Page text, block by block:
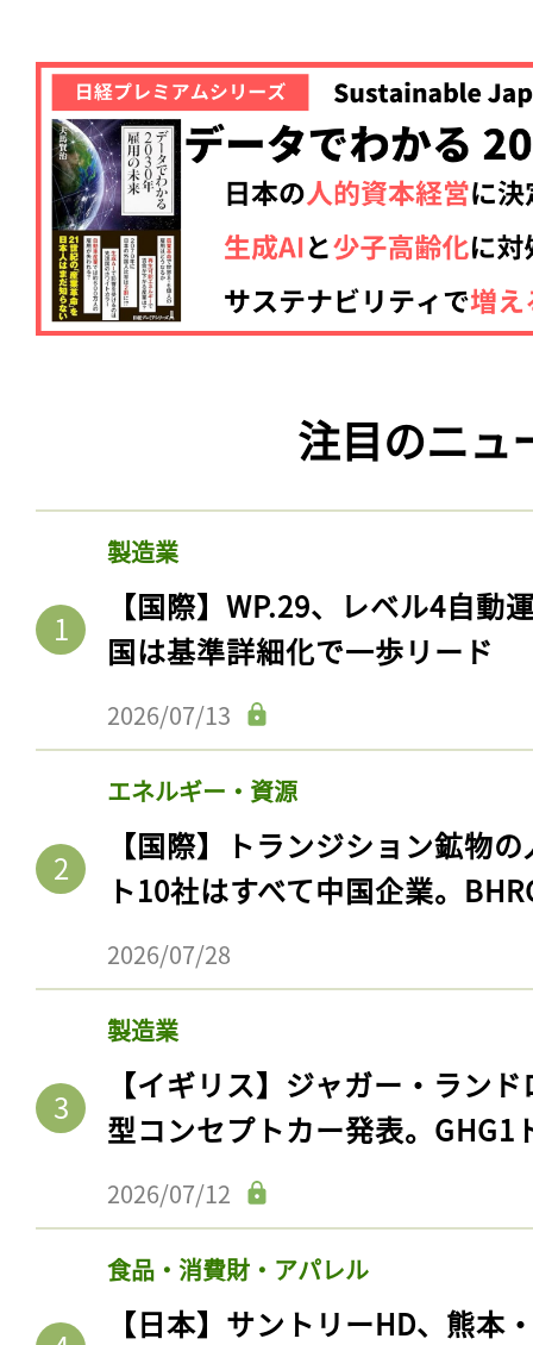
注目のニュ
製造業
【国際】WP.29、レベル4自動
国は基準詳細化で一歩リード
2026/07/13
エネルギー・資源
【国際】トランジション鉱物
ト10社はすべて中国企業。
2026/07/28
製造業
【イギリス】ジャガー・ラン
型コンセプトカー発表。GHG1
2026/07/12
食品・消費財・アパレル
【日本】サントリーHD、熊本